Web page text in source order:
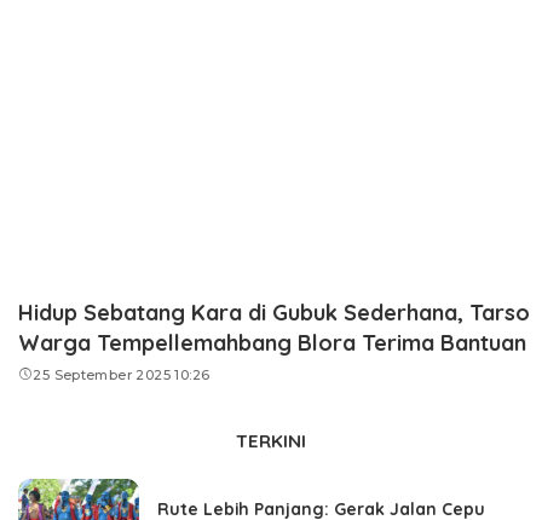
Hidup Sebatang Kara di Gubuk Sederhana, Tarso
Warga Tempellemahbang Blora Terima Bantuan
25 September 2025 10:26
TERKINI
Rute Lebih Panjang: Gerak Jalan Cepu